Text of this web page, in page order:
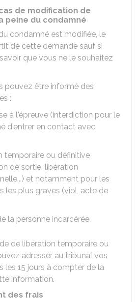
de modification de
peine du condamné
condamné est modifiée, le
de cette demande sauf si
que vous ne le souhaitez
pouvez être informé des
:
à l'épreuve (interdiction pour le
d'entrer en contact avec
temporaire ou définitive
de sortie, libération
et notamment pour les
les plus graves (viol, acte de
la personne incarcérée.
de libération temporaire ou
adresser au tribunal vos
les 15 jours à compter de la
information.
des frais